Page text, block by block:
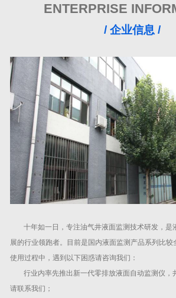
ENTERPRISE
/ 企业信息 /
十年如一日，专注油气井液面监测技术研发，是
展的行业领跑者。目前是国内液面监测产品系列比较
使用过程中，遇到以下困惑请咨询我们：
行业内率先推出新一代零排放液面自动监测仪，
请联系我们；